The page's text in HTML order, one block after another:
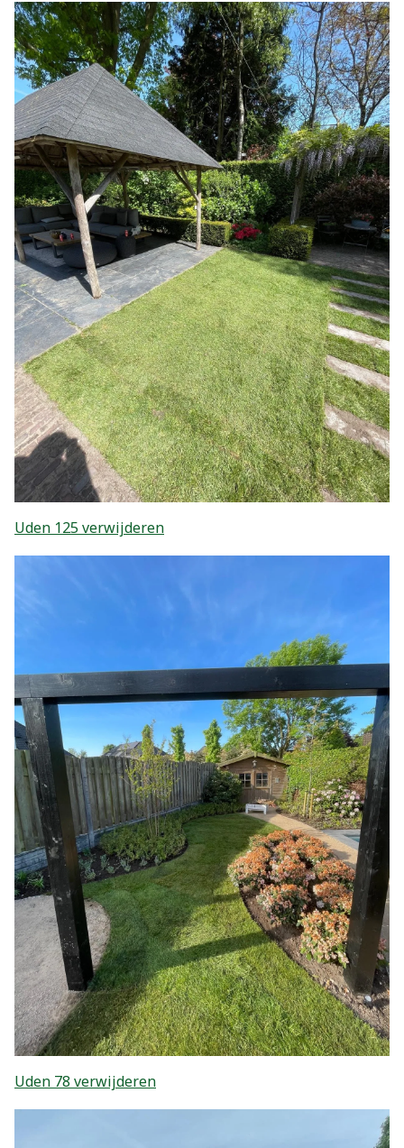
Uden 125 verwijderen
Uden 78 verwijderen